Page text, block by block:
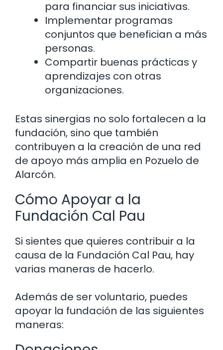
para financiar sus iniciativas.
Implementar programas
conjuntos que benefician a más
personas.
Compartir buenas prácticas y
aprendizajes con otras
organizaciones.
Estas sinergias no solo fortalecen a la
fundación, sino que también
contribuyen a la creación de una red
de apoyo más amplia en Pozuelo de
Alarcón.
Cómo Apoyar a la
Fundación Cal Pau
Si sientes que quieres contribuir a la
causa de la Fundación Cal Pau, hay
varias maneras de hacerlo.
Además de ser voluntario, puedes
apoyar la fundación de las siguientes
maneras: